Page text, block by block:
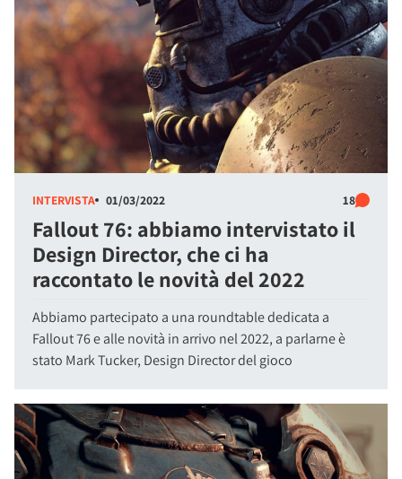
INTERVISTA 01/03/2022 18
Fallout 76: abbiamo intervistato il
Design Director, che ci ha
raccontato le novità del 2022
Abbiamo partecipato a una roundtable dedicata a
Fallout 76 e alle novità in arrivo nel 2022, a parlarne è
stato Mark Tucker, Design Director del gioco